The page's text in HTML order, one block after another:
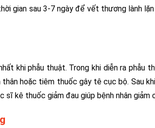
gian sau 3-7 ngày để vết thương lành
khi phẫu thuật. Trong khi diễn ra phẫu
hoặc tiêm thuốc gây tê cục bộ. Sau
kê thuốc giảm đau giúp bệnh nhân giảm